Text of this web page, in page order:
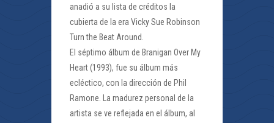
anadió a su lista de créditos la
cubierta de la era Vicky Sue Robinson
Turn the Beat Around.
El séptimo álbum de Branigan Over My
Heart (1993), fue su álbum más
ecléctico, con la dirección de Phil
Ramone. La madurez personal de la
artista se ve reflejada en el álbum, al